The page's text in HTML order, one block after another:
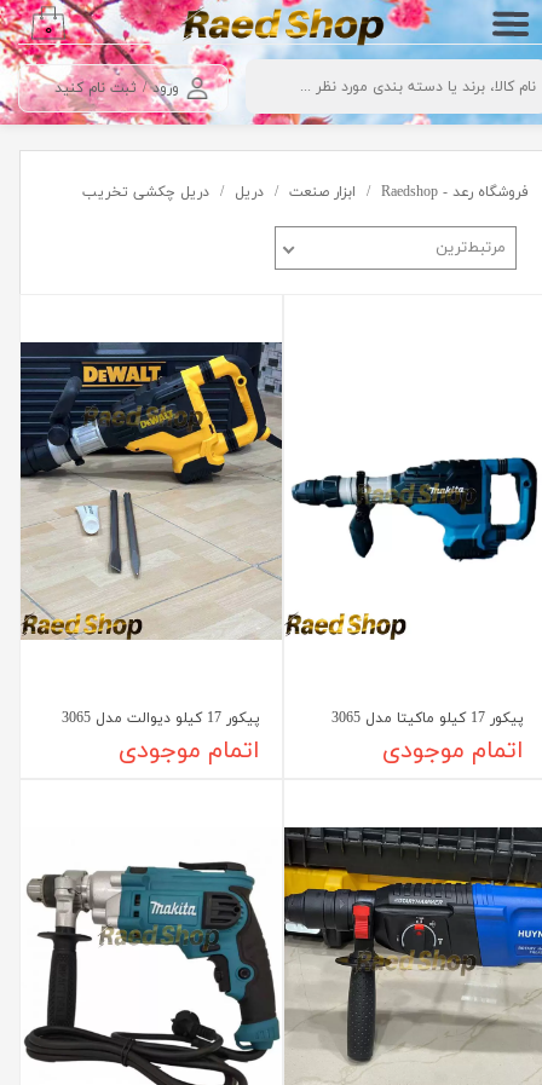
ورود / ثبت نام کنید
حساب کاربری من
تغییر گذر واژه
سفارشات
۰
فروشگاه رعد - Raedshop ابزار صنعت دریل دریل چکشی تخریب
مرتبط‌ترین
پیکور 17 کیلو ماکیتا مدل 3065
اتمام موجودی
پیکور 17 کیلو دیوالت مدل 3065
اتمام موجودی